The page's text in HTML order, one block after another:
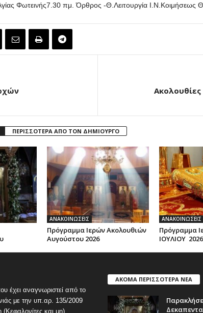
Φωτεινής7.30 πμ. Όρθρος -Θ.Λειτουργία Ι.Ν.Κοιμήσεως
ΠΕΡΙΣΣΟΤΕΡΑ ΑΠΟ ΤΟΝ ΔΗΜΙΟΥΡΓΟ
ΑΝΑΚΟΙΝΩΣΕΙΣ
Πρόγραμμα Ιερών Ακολουθιών
Αυγούστου 2026
ΑΝΑΚΟΙΝΩΣΕΙΣ
Πρόγραμμα
ΙΟΥΛΙΟΥ 2026
έχει αναγνωριστεί από το
με την υπ.αρ. 135/2009
και μη)
ΑΚΟΜΑ ΠΕΡΙΣΣΟΤΕΡΑ ΝΕΑ